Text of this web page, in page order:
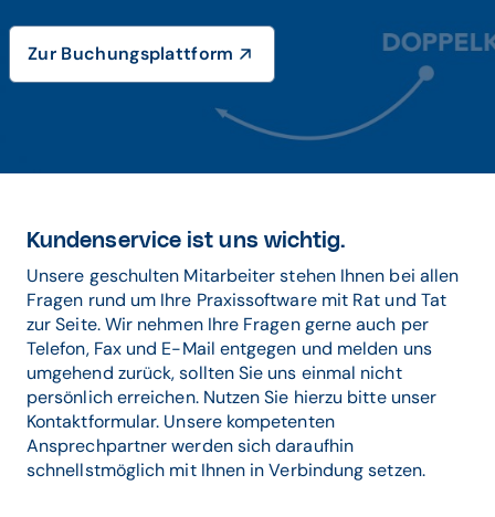
Zur Buchungsplattform
Kundenservice ist uns wichtig.
Unsere geschulten Mitarbeiter stehen Ihnen bei allen
Fragen rund um Ihre Praxissoftware mit Rat und Tat
zur Seite. Wir nehmen Ihre Fragen gerne auch per
Telefon, Fax und E-Mail entgegen und melden uns
umgehend zurück, sollten Sie uns einmal nicht
persönlich erreichen. Nutzen Sie hierzu bitte unser
Kontaktformular. Unsere kompetenten
Ansprechpartner werden sich daraufhin
schnellstmöglich mit Ihnen in Verbindung setzen.